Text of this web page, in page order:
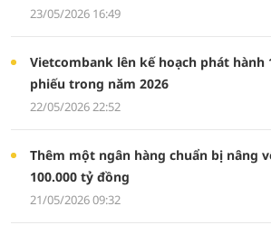
23/05/2026 16:49
Vietcombank lên kế hoạch phát hành
phiếu trong năm 2026
22/05/2026 22:52
Thêm một ngân hàng chuẩn bị nâng
100.000 tỷ đồng
21/05/2026 09:32